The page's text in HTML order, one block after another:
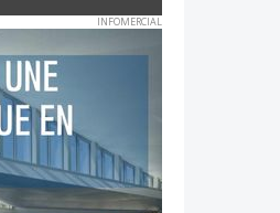
INFOMERCIAL